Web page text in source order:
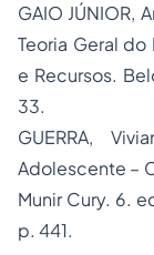
GAIO JÚNIOR,
Teoria Geral
e Recursos.
33.
GUERRA,
Adolescente –
Munir Cury. 6.
p. 441.